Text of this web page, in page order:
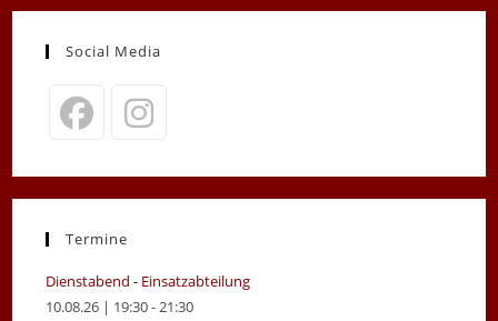
Social Media
in
new
in
new
Termine
Dienstabend - Einsatzabteilung
10.08.26 | 19:30 - 21:30